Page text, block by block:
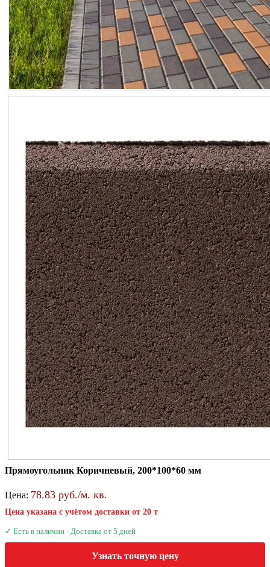
Прямоугольник Коричневый, 200*100*60 мм
Цена: 78.83 руб./м. кв.
Цена указана с учётом доставки от 20 т
✓ Есть в наличии · Доставка от 5 дней
Узнать точную цену